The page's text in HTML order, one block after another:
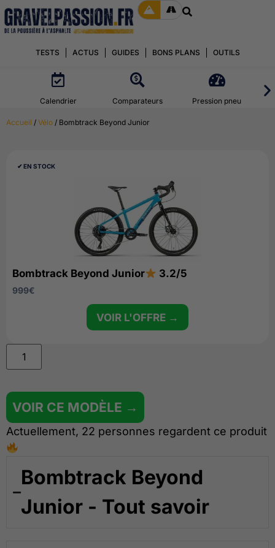
TESTS ACTUS GUIDES BONS PLANS OUTILS
Calendrier Comparateurs Pression pneu
Accueil / Vélo / Bombtrack Beyond Junior
VOIR CE MODÈLE →
Actuellement, 22 personnes regardent ce produit
Bombtrack Beyond
Junior - Tout savoir
✔︎ EN STOCK
Bombtrack Beyond Junior 3.2/5
999€
VOIR L'OFFRE →